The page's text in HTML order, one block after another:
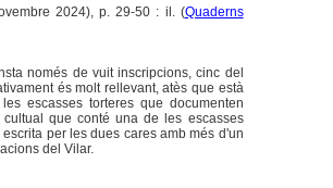
2024), p. 29-50 : il. (Quaderns
només de vuit inscripcions, cinc del
és molt rellevant, atès que està
escasses torteres que documenten
que conté una de les escasses
per les dues cares amb més d'un
del Vilar.